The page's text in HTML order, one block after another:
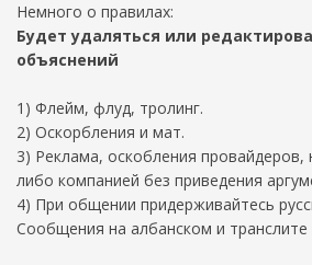
Немного о правилах:
Будет удаляться или
объяснений
1) Флейм, флуд, тролинг.
2) Оскорбления и мат.
3) Реклама, оскобления провайдеров,
либо компанией без приведения
4) При общении придерживайтесь
Сообщения на албанском и транслите